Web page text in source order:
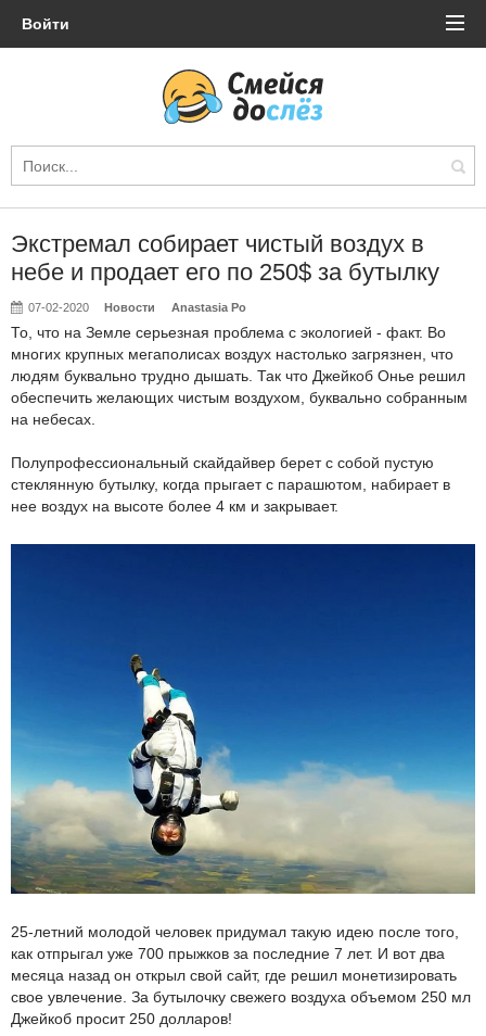
Войти
Экстремал собирает чистый воздух в
небе и продает его по 250$ за бутылку
07-02-2020 Новости Anastasia Po
То, что на Земле серьезная проблема с экологией - факт. Во
многих крупных мегаполисах воздух настолько загрязнен, что
людям буквально трудно дышать. Так что Джейкоб Онье решил
обеспечить желающих чистым воздухом, буквально собранным
на небесах.
Полупрофессиональный скайдайвер берет с собой пустую
стеклянную бутылку, когда прыгает с парашютом, набирает в
нее воздух на высоте более 4 км и закрывает.
25-летний молодой человек придумал такую идею после того,
как отпрыгал уже 700 прыжков за последние 7 лет. И вот два
месяца назад он открыл свой сайт, где решил монетизировать
свое увлечение. За бутылочку свежего воздуха объемом 250 мл
Джейкоб просит 250 долларов!